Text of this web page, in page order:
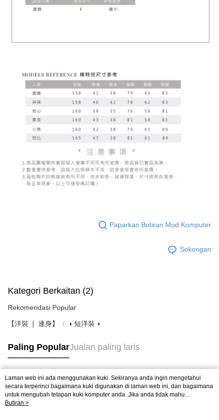
Paparkan Butiran Mod Komputer
Sokongan
Kategori Berkaitan (2)
Rekomendasi Popular
【洋裝 ❘ 連身】 ◖ 短洋裝 ◗
Paling PopularJualan paling laris
Tag Popular
Laman web ini ada menggunakan kuki. Sekiranya anda ingin mengetahui
secara terperinci bagaimana kuki digunakan di laman web ini, dan bagaimana
untuk mengubah tetapan kuki komputer anda. Jika anda tidak mahu
menggunakan kuki di komputer anda, sila rujuk penerangan mengenai kuki.
Butiran >